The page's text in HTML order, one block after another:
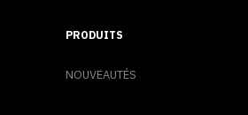
PRODUITS
NOUVEAUTÉS